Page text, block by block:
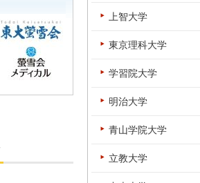
上智大学
東京理科大学
学習院大学
明治大学
青山学院大学
立教大学